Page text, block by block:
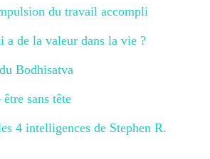
du travail accompli
a de la valeur dans la vie ?
Bodhisatva
sans tête
4 intelligences de Stephen R.